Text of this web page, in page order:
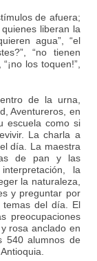
de afuera;
liberan la
agua”, “el
“no tienen
los toquen!”,
de la urna,
Aventureros, en
escuela como si
La charla a
día. La maestra
de pan y las
la
la naturaleza,
y preguntar por
del día. El
preocupaciones
rosa anclado en
540 alumnos de